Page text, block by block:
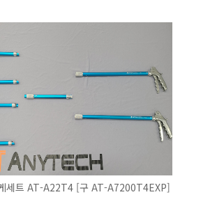
세트 AT-A22T4 [구 AT-A7200T4EXP]